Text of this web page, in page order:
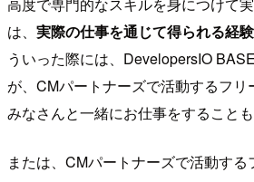
高度で専門的なスキルを身につけて
は、 実際の仕事を通じて得られる経
ういった際には、DevelopersIO
が、CMパートナーズで活動するフ
みなさんと一緒にお仕事をすることも
または、CMパートナーズで活動す